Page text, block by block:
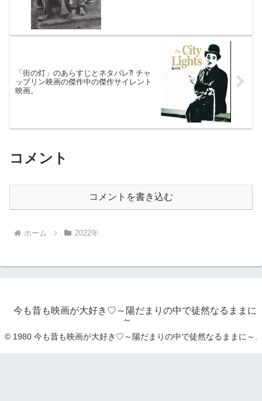
「街の灯」のあらすじとネタバレ⁈ チャ
ップリン映画の傑作中の傑作サイレント
映画。
コメント
コメントを書き込む
ホーム 2022年
今も昔も映画が大好き♡～陽だまりの中で徒然なるままに
～
© 1980 今も昔も映画が大好き♡～陽だまりの中で徒然なるままに～.